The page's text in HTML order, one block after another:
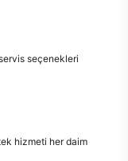
seçenekleri
hizmeti her daim